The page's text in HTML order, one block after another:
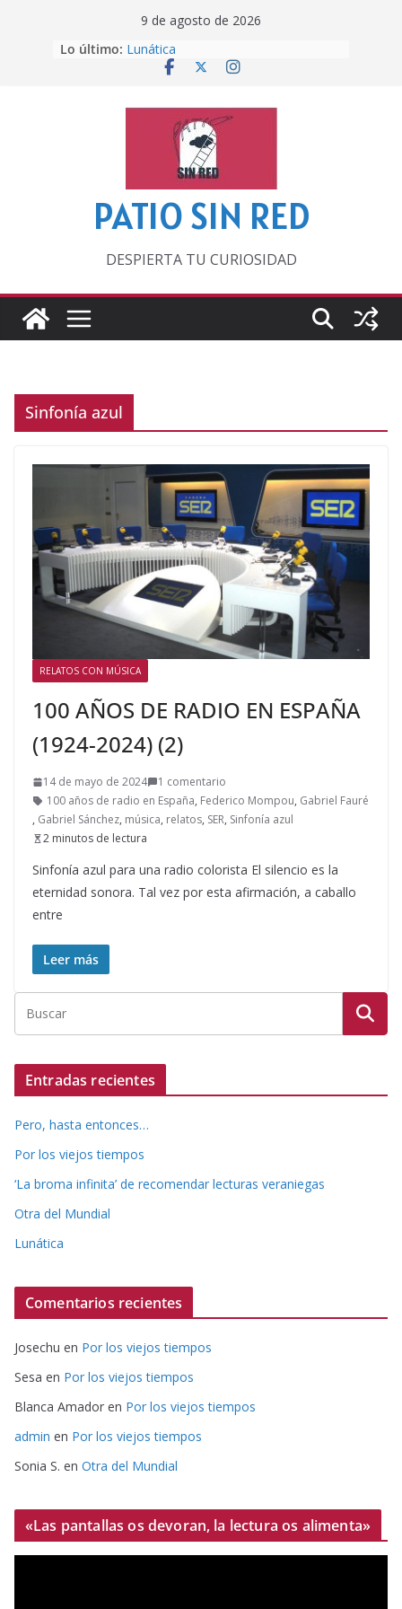
9 de agosto de 2026
Lo último: Lunática
Pero, hasta entonces…
‘La broma infinita’ de recomendar
lecturas veraniegas
Otra del Mundial
PATIO SIN RED
DESPIERTA TU CURIOSIDAD
Sinfonía azul
RELATOS CON MÚSICA
100 AÑOS DE RADIO EN ESPAÑA
(1924-2024) (2)
14 de mayo de 2024
1 comentario
100 años de radio en España, Federico Mompou, Gabriel Fauré
, Gabriel Sánchez, música, relatos, SER, Sinfonía azul
2 minutos de lectura
Sinfonía azul para una radio colorista El silencio es la
eternidad sonora. Tal vez por esta afirmación, a caballo
entre
Leer más
Entradas recientes
Pero, hasta entonces…
Por los viejos tiempos
‘La broma infinita’ de recomendar lecturas veraniegas
Otra del Mundial
Lunática
Comentarios recientes
Josechu en Por los viejos tiempos
Sesa en Por los viejos tiempos
Blanca Amador en Por los viejos tiempos
admin en Por los viejos tiempos
Sonia S. en Otra del Mundial
«Las pantallas os devoran, la lectura os alimenta»